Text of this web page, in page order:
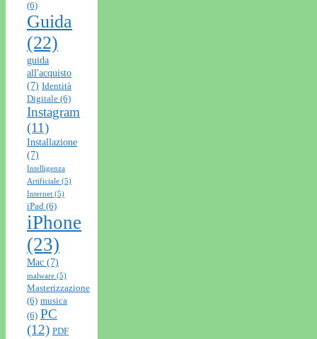
(6)
Guida
(22)
guida
all'acquisto
(7) Identità
Digitale (6)
Instagram
(11)
Installazione
(7)
Intelligenza
Artificiale (5)
Internet (5)
iPad (6)
iPhone
(23)
Mac (7)
malware (5)
Masterizzazione
(6) musica
(6) PC
(12) PDF